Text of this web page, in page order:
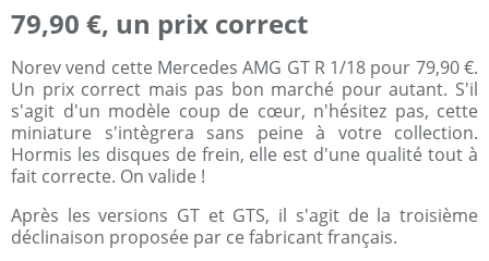
79,90 €, un prix correct
Norev vend cette Mercedes AMG GT R 1/18 pour 79,90 €.
Un prix correct mais pas bon marché pour autant. S'il
s'agit d'un modèle coup de cœur, n'hésitez pas, cette
miniature s'intègrera sans peine à votre collection.
Hormis les disques de frein, elle est d'une qualité tout à
fait correcte. On valide !
Après les versions GT et GTS, il s'agit de la troisième
déclinaison proposée par ce fabricant français.